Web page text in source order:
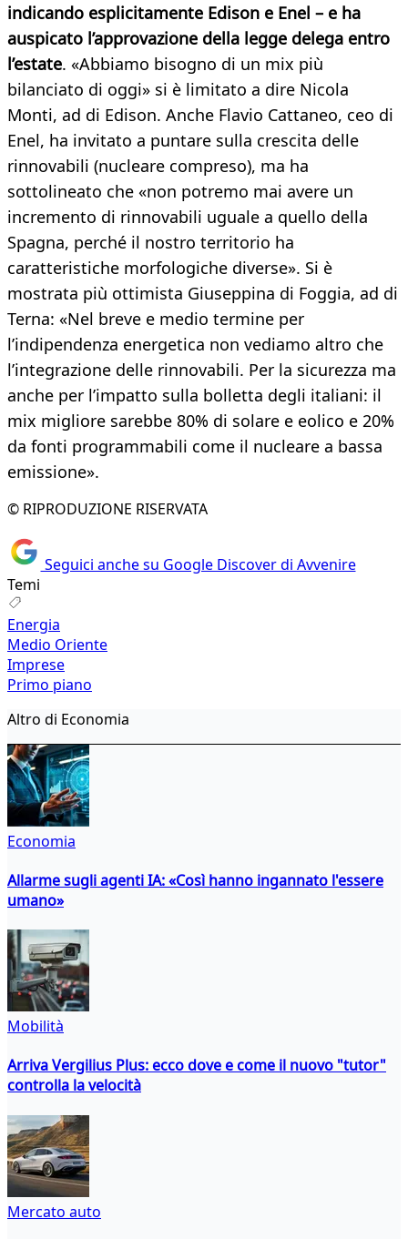
indicando esplicitamente Edison e Enel – e ha
auspicato l’approvazione della legge delega entro
l’estate. «Abbiamo bisogno di un mix più
bilanciato di oggi» si è limitato a dire Nicola
Monti, ad di Edison. Anche Flavio Cattaneo, ceo di
Enel, ha invitato a puntare sulla crescita delle
rinnovabili (nucleare compreso), ma ha
sottolineato che «non potremo mai avere un
incremento di rinnovabili uguale a quello della
Spagna, perché il nostro territorio ha
caratteristiche morfologiche diverse». Si è
mostrata più ottimista Giuseppina di Foggia, ad di
Terna: «Nel breve e medio termine per
l’indipendenza energetica non vediamo altro che
l’integrazione delle rinnovabili. Per la sicurezza ma
anche per l’impatto sulla bolletta degli italiani: il
mix migliore sarebbe 80% di solare e eolico e 20%
da fonti programmabili come il nucleare a bassa
emissione».
© RIPRODUZIONE RISERVATA
Seguici anche su Google Discover di Avvenire
Temi
Energia
Medio Oriente
Imprese
Primo piano
Altro di Economia
Economia
Allarme sugli agenti IA: «Così hanno ingannato l'essere
umano»
Mobilità
Arriva Vergilius Plus: ecco dove e come il nuovo "tutor"
controlla la velocità
Mercato auto